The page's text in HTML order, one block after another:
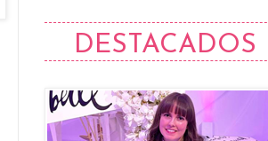
DESTACADOS